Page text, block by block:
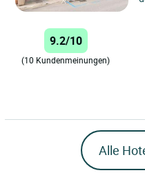
9.2/10
(10 Kundenmeinungen)
Alle